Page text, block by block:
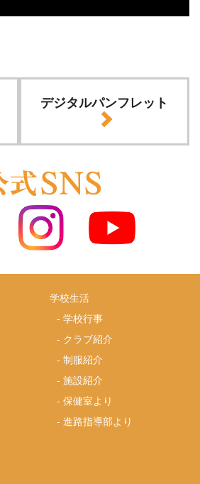
デジタルパンフレット
学校生活
-学校行事
- クラブ紹介
-制服紹介
-施設紹介
-保健室より
-進路指導部より